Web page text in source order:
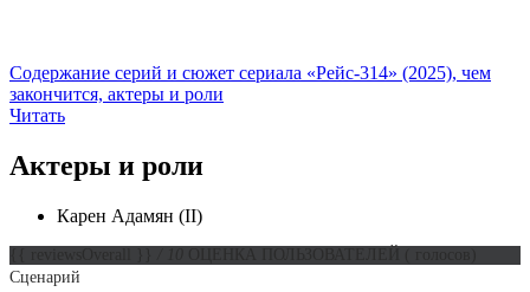
Содержание серий и сюжет сериала «Рейс-314» (2025), чем
закончится, актеры и роли
Читать
Актеры и роли
Карен Адамян (II)
Сценарий